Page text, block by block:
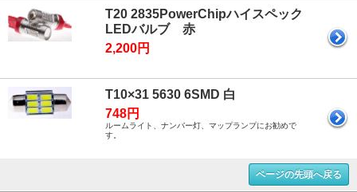
T20 2835PowerChipハイスペック
LEDバルブ 赤
2,200円
T10×31 5630 6SMD 白
748円
ルームライト、ナンバー灯、マップランプにお勧めで
す。
ページの先頭へ戻る